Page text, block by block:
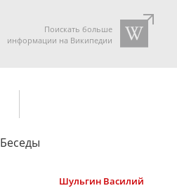
Поискать больше
информации на Википедии
Беседы
Шульгин Василий